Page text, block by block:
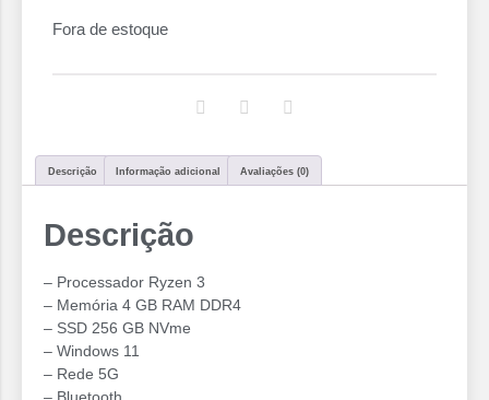
Fora de estoque
Descrição Informação adicional Avaliações (0)
Descrição
– Processador Ryzen 3
– Memória 4 GB RAM DDR4
– SSD 256 GB NVme
– Windows 11
– Rede 5G